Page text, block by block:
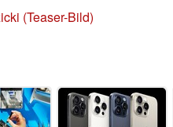
(Teaser-Bild)